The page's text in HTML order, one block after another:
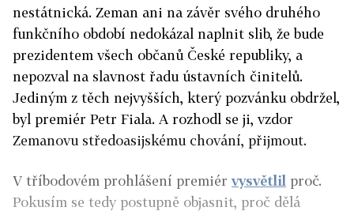
nestátnická. Zeman ani na závěr svého druhého
funkčního období nedokázal naplnit slib, že bude
prezidentem všech občanů České republiky, a
nepozval na slavnost řadu ústavních činitelů.
Jediným z těch nejvyšších, který pozvánku obdržel,
byl premiér Petr Fiala. A rozhodl se ji, vzdor
Zemanovu středoasijskému chování, přijmout.
V tříbodovém prohlášení premiérvysvětlil proč.
Pokusím se tedy postupně objasnit, proč dělá